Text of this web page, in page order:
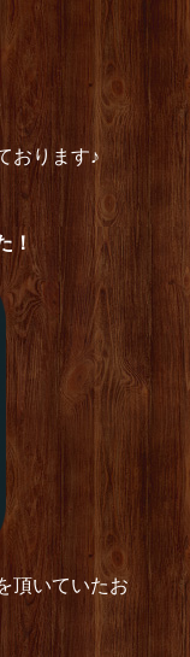
おります♪
！
頂いていたお